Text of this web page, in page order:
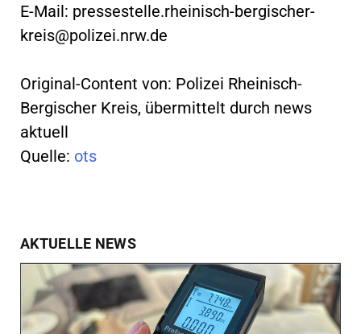
E-Mail: pressestelle.rheinisch-bergischer-
kreis@polizei.nrw.de
Original-Content von: Polizei Rheinisch-
Bergischer Kreis, übermittelt durch news
aktuell
Quelle: ots
AKTUELLE NEWS